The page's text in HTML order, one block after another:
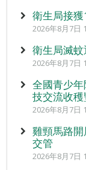
衛生局接
2026年8月7日
衛生局滅蚊
2026年8月7日
全國青少
技交流收穫
2026年8月7日
雞頸馬路
交管
2026年8月7日